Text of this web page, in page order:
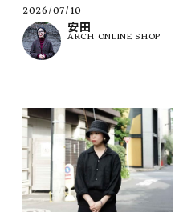
2026/07/10
安田
ARCH ONLINE SHOP